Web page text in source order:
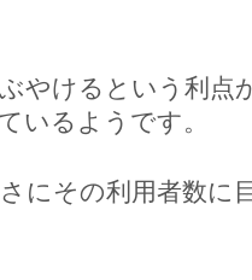
やけるという利点
いるようです。
にその利用者数に